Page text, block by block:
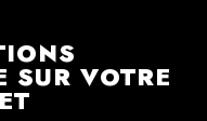
SUR VOTRE